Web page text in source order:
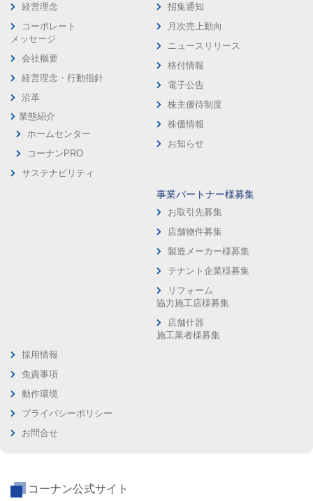
経営理念
コーポレート
メッセージ
会社概要
経営理念・行動指針
沿革
業態紹介
ホームセンター
コーナンPRO
サステナビリティ
招集通知
月次売上動向
ニュースリリース
格付情報
電子公告
株主優待制度
株価情報
お知らせ
事業パートナー様募集
お取引先募集
店舗物件募集
製造メーカー様募集
テナント企業様募集
リフォーム
協力施工店様募集
店舗什器
施工業者様募集
採用情報
免責事項
動作環境
プライバシーポリシー
お問合せ
コーナン公式サイト